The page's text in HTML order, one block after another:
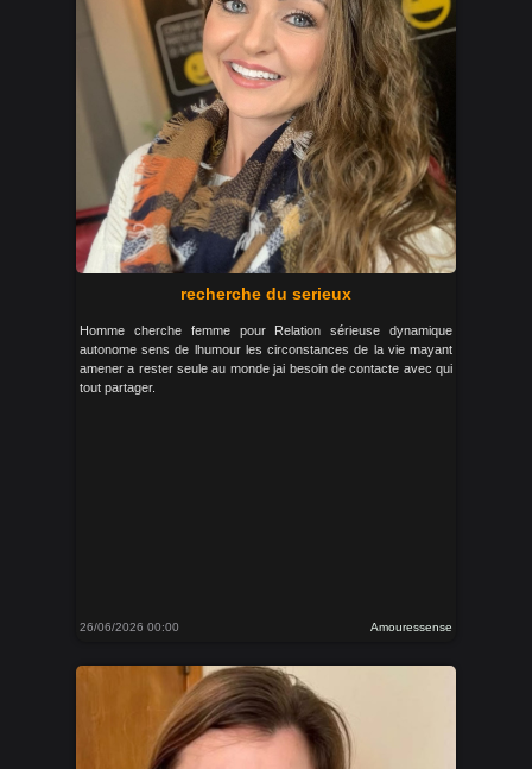
recherche du serieux
Homme cherche femme pour Relation sérieuse dynamique
autonome sens de lhumour les circonstances de la vie mayant
amener a rester seule au monde jai besoin de contacte avec qui
tout partager.
26/06/2026 00:00 Amouressense